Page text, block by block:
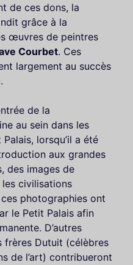
de ces dons, la
grâce à la
œuvres de peintres
Courbet. Ces
largement au succès
de la
au sein dans les
lorsqu’il a été
aux grandes
des images de
civilisations
photographies ont
le Petit Palais afin
D’autres
frères Dutuit (célèbres
de l’art) contribueront